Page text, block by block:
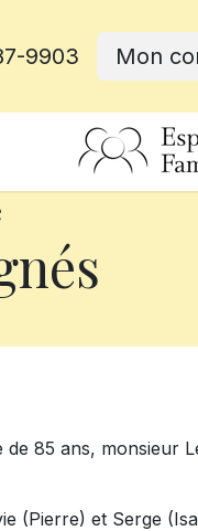
9903 Mon
85 ans, monsieur
(Pierre) et Serge